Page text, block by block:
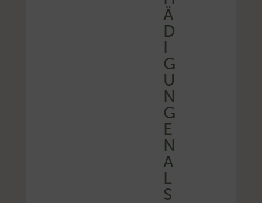
Ä
D
I
G
U
N
G
E
N
A
L
S